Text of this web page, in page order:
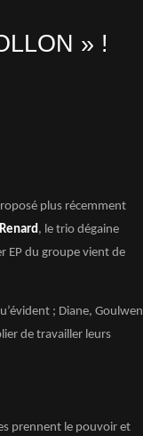
» !
plus récemment
, le trio dégaine
EP du groupe vient de
; Diane, Goulwen
de travailler leurs
prennent le pouvoir et